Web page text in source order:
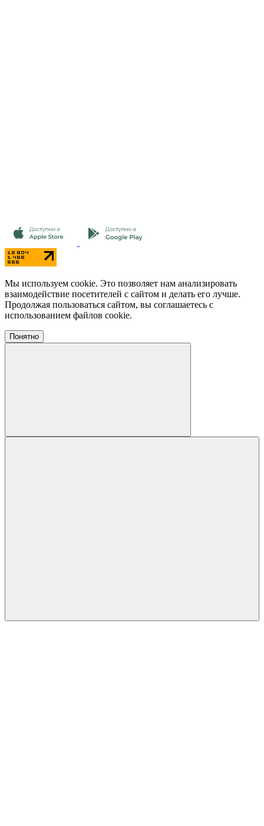
Мы используем cookie. Это позволяет нам анализировать
взаимодействие посетителей с сайтом и делать его лучше.
Продолжая пользоваться сайтом, вы соглашаетесь с
использованием файлов cookie.
Понятно